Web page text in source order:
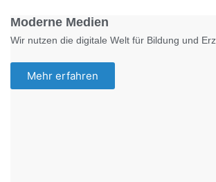
Moderne Medien
Wir nutzen die digitale Welt für Bildung und
Mehr erfahren